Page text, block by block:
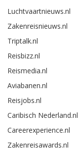
Luchtvaartnieuws.nl
Zakenreisnieuws.nl
Triptalk.nl
Reisbizz.nl
Reismedia.nl
Aviabanen.nl
Reisjobs.nl
Caribisch Nederland.nl
Careerexperience.nl
Zakenreisawards.nl